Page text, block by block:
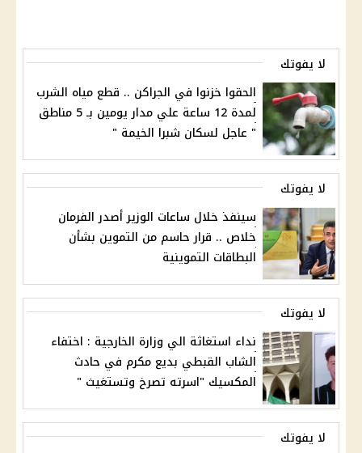
لا يفوتك
الحقوا خزنوا في الجراكن .. قطع مياه الشرب
لمدة 12 ساعة علي مدار يومين بـ 5 مناطق
" عاجل لسكان شبرا الخيمة "
لا يفوتك
سينفذ خلال ساعات الوزير أصدر الفرمان
خلاص .. قرار حاسم من التموين بشأن
البطاقات التموينية
لا يفوتك
نداء استغاثة الي وزارة الخارجية : اختفاء
الشاب القبطي بديع مكرم في حادث
المكسيك "اسرته تصرخ وتستغيث "
لا يفوتك